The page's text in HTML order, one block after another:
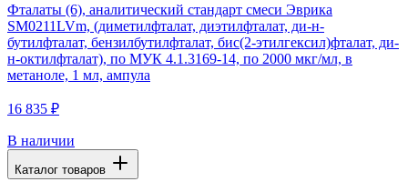
Фталаты (6), аналитический стандарт смеси Эврика
SM0211LVm, (диметилфталат, диэтилфталат, ди-н-
бутилфталат, бензилбутилфталат, бис(2-этилгексил)фталат, ди-
н-октилфталат), по МУК 4.1.3169-14, по 2000 мкг/мл, в
метаноле, 1 мл, ампула
16 835 ₽
В наличии
Каталог товаров